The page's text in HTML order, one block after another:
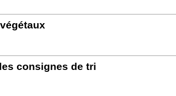
consignes de tri